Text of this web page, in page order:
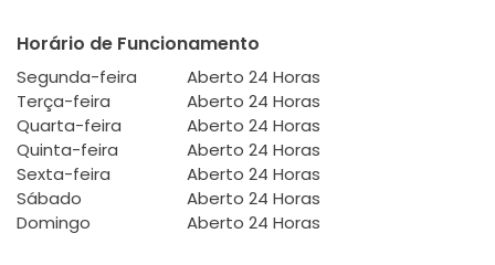
Horário de Funcionamento
Segunda-feira
Aberto 24 Horas
Terça-feira
Aberto 24 Horas
Quarta-feira
Aberto 24 Horas
Quinta-feira
Aberto 24 Horas
Sexta-feira
Aberto 24 Horas
Sábado
Aberto 24 Horas
Domingo
Aberto 24 Horas